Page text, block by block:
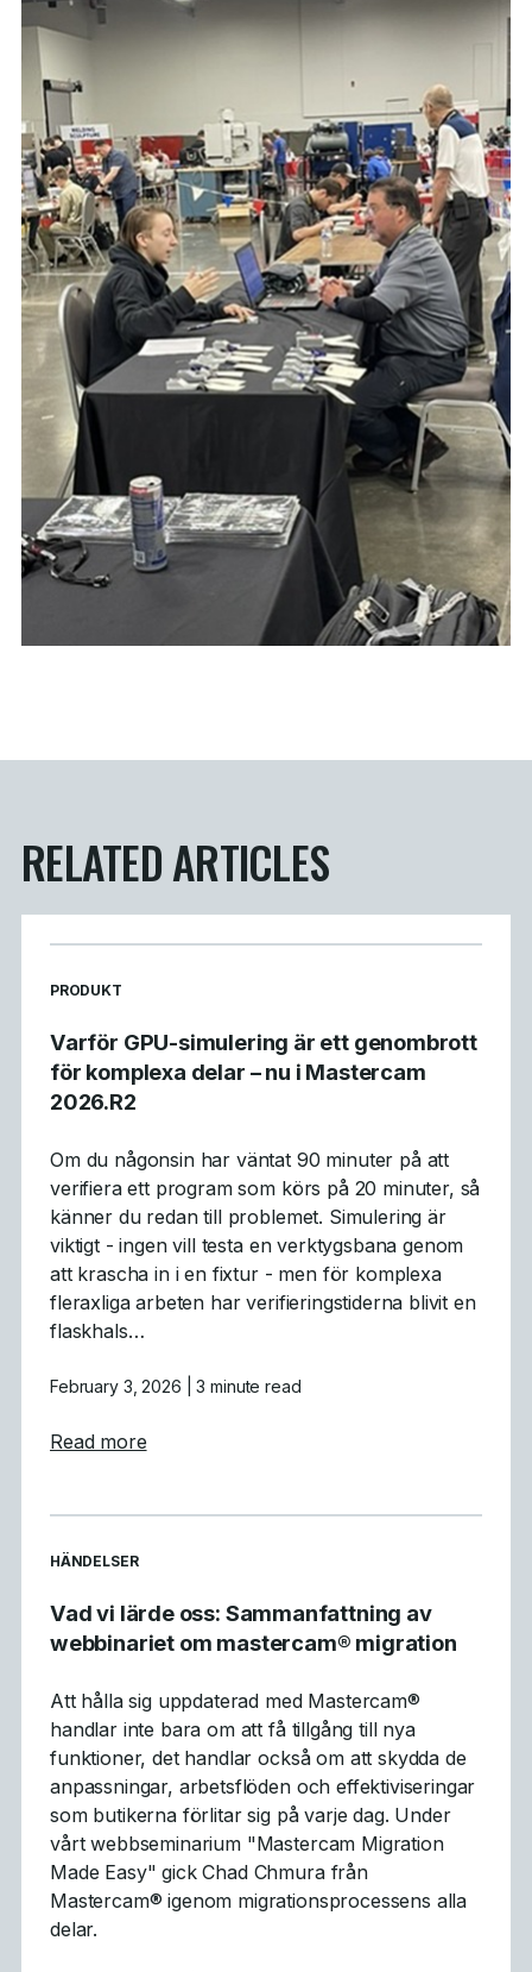
RELATED ARTICLES
READ MORE ARTICLES ABOUT
PRODUKT
Varför GPU-simulering är ett genombrott
för komplexa delar – nu i Mastercam
2026.R2
Om du någonsin har väntat 90 minuter på att
verifiera ett program som körs på 20 minuter, så
känner du redan till problemet. Simulering är
viktigt - ingen vill testa en verktygsbana genom
att krascha in i en fixtur - men för komplexa
fleraxliga arbeten har verifieringstiderna blivit en
flaskhals…
February 3, 2026 | 3 minute read
Read moreabout Varför GPU-simulering är ett
READ MORE ARTICLES ABOUT
HÄNDELSER
Vad vi lärde oss: Sammanfattning av
webbinariet om mastercam® migration
Att hålla sig uppdaterad med Mastercam®
handlar inte bara om att få tillgång till nya
funktioner, det handlar också om att skydda de
anpassningar, arbetsflöden och effektiviseringar
som butikerna förlitar sig på varje dag. Under
vårt webbseminarium "Mastercam Migration
Made Easy" gick Chad Chmura från
Mastercam® igenom migrationsprocessens alla
delar.